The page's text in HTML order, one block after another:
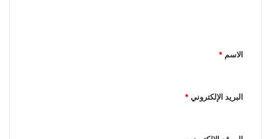
ق
الاسم *
البريد الإلكتروني*